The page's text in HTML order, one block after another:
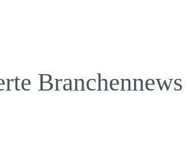
Branchennews